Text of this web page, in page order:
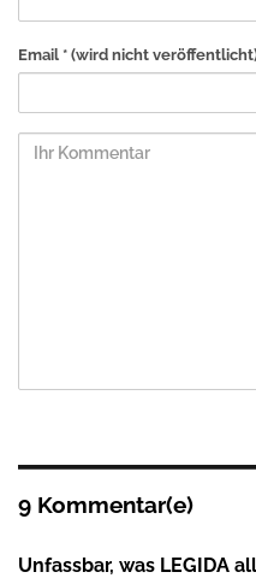
Email * (wird nicht
9 Kommentar(e)
Unfassbar, was LEGIDA